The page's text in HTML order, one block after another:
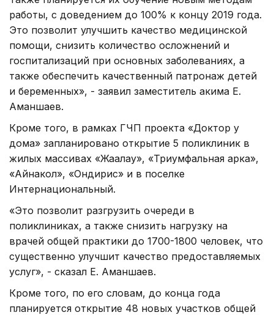
работы, с доведением до 100% к концу 2019 года.
Это позволит улучшить качество медицинской
помощи, снизить количество осложнений и
госпитализаций при основных заболеваниях, а
также обеспечить качественный патронаж детей
и беременных», - заявил заместитель акима Е.
Аманшаев.
Кроме того, в рамках ГЧП проекта «Доктор у
дома» запланировано открытие 5 поликлиник в
жилых массивах «Жағалау», «Триумфальная арка»,
«Айнакол», «Ондирис» и в поселке
Интернациональный.
«Это позволит разгрузить очереди в
поликлиниках, а также снизить нагрузку на
врачей общей практики до 1700-1800 человек, что
существенно улучшит качество предоставляемых
услуг», - сказал Е. Аманшаев.
Кроме того, по его словам, до конца года
планируется открытие 48 новых участков общей